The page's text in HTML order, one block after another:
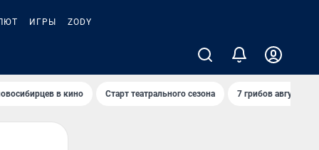
ИГРЫ ZODY
в кино Старт театрального сезона 7 грибов августа